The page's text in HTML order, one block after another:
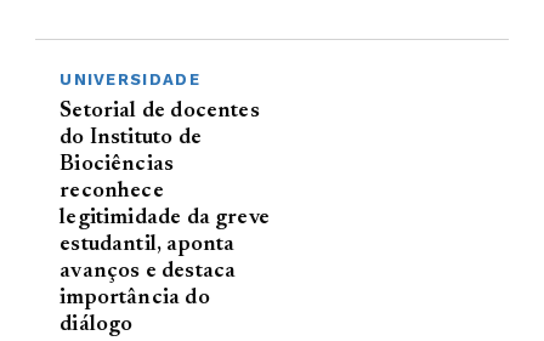
UNIVERSIDADE
Setorial de docentes
do Instituto de
Biociências
reconhece
legitimidade da greve
estudantil, aponta
avanços e destaca
importância do
diálogo